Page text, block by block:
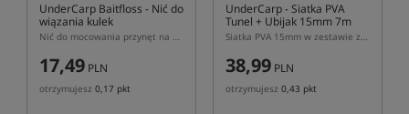
UnderCarp Baitfloss - Nić do
wiązania kulek
Nić do mocowania przynęt na zestawie
17,49 PLN
otrzymujesz 0,17 pkt
UnderCarp- Siatka PVA
Tunel + Ubijak 15mm 7m
Siatka PVA 15mm w zestawie z tubą i ubijakiem
38,99 PLN
otrzymujesz 0,43 pkt